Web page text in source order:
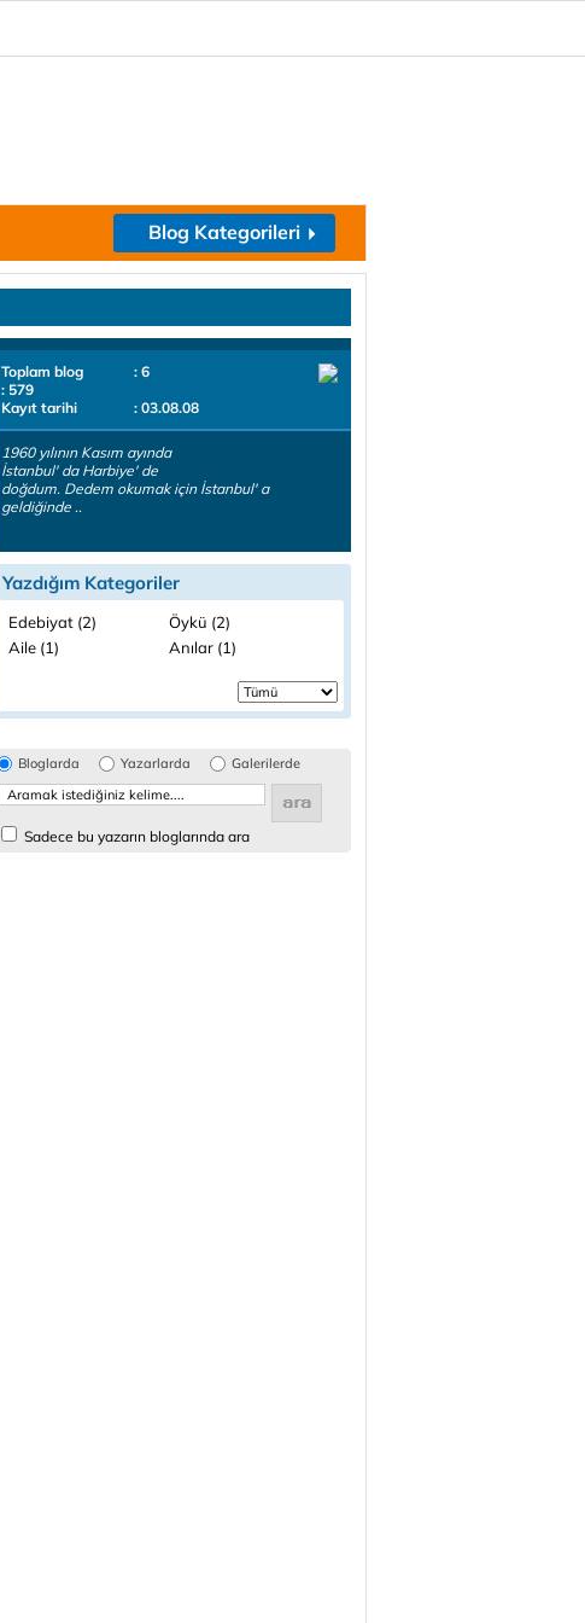
Blog Kategorileri
Toplam blog
: 6
: 579
Kayıt tarihi
: 03.08.08
1960 yılının Kasım ayında
İstanbul' da Harbiye' de
doğdum. Dedem okumak için İstanbul' a
geldiğinde ..
Yazdığım Kategoriler
Edebiyat (2)
Öykü (2)
Aile (1)
Anılar (1)
Bloglarda Yazarlarda Galerilerde
Sadece bu yazarın bloglarında ara